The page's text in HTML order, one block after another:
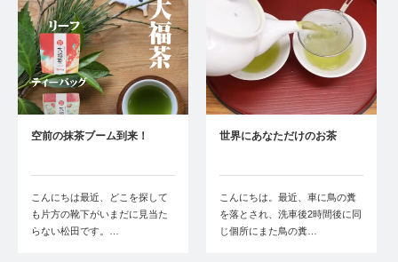
空前の抹茶ブーム到来！
こんにちは最近、どこを探して
も片方の靴下がいまだに見当た
らない松田です。…
世界にあなただけのお茶
こんにちは。最近、車に鳥の糞
を落とされ、洗車後2時間後に同
じ個所にまた鳥の糞…